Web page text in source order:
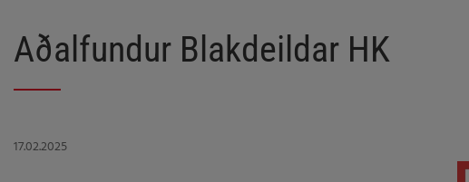
Aðalfundur Blakdeildar HK
17.02.2025